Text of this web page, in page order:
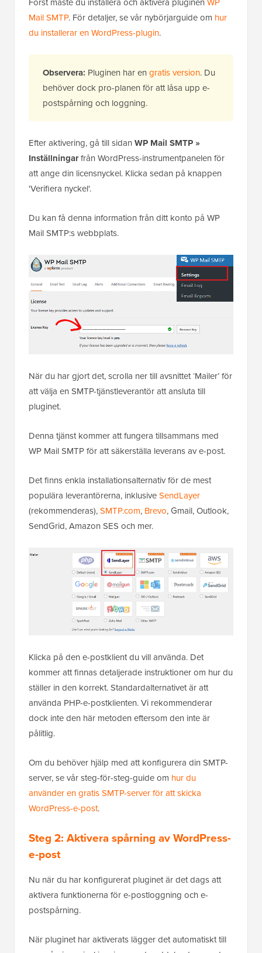
Mail SMTP. För detaljer, se vår nybörjarguide om hur
du installerar en WordPress-plugin.
Observera: Pluginen har en gratis version. Du
behöver dock pro-planen för att låsa upp e-
postspårning och loggning.
Efter aktivering, gå till sidan WP Mail SMTP »
Inställningarfrån WordPress-instrumentpanelen för
att ange din licensnyckel. Klicka sedan på knappen
'Verifiera nyckel'.
Du kan få denna information från ditt konto på WP
Mail SMTP:s webbplats.
När du har gjort det, scrolla ner till avsnittet ‘Mailer’ för
att välja en SMTP-tjänstleverantör att ansluta till
pluginet.
Denna tjänst kommer att fungera tillsammans med
WP Mail SMTP för att säkerställa leverans av e-post.
Det finns enkla installationsalternativ för de mest
populära leverantörerna, inklusiveSendLayer
(rekommenderas),SMTP.com, Brevo, Gmail, Outlook,
SendGrid, Amazon SES och mer.
Klicka på den e-postklient du vill använda. Det
kommer att finnas detaljerade instruktioner om hur du
ställer in den korrekt. Standardalternativet är att
använda PHP-e-postklienten. Vi rekommenderar
dock inte den här metoden eftersom den inte är
pålitlig.
Om du behöver hjälp med att konfigurera din SMTP-
server, se vår steg-för-steg-guide om hur du
använder en gratis SMTP-server för att skicka
WordPress-e-post.
Steg 2: Aktivera spårning av WordPress-
e-post
Nu när du har konfigurerat pluginet är det dags att
aktivera funktionerna för e-postloggning och e-
postspårning.
När pluginet har aktiverats lägger det automatiskt till